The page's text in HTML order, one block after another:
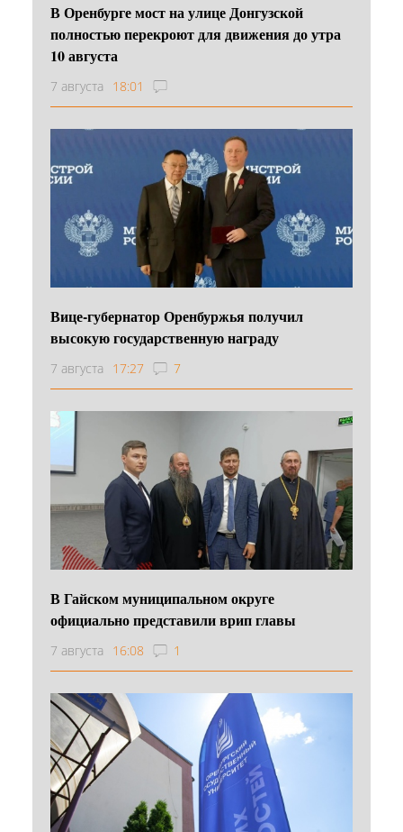
В Оренбурге мост на улице Донгузской
полностью перекроют для движения до утра
10 августа
7 августа 18:01
Вице-губернатор Оренбуржья получил
высокую государственную награду
7 августа 17:27 7
В Гайском муниципальном округе
официально представили врип главы
7 августа 16:08 1